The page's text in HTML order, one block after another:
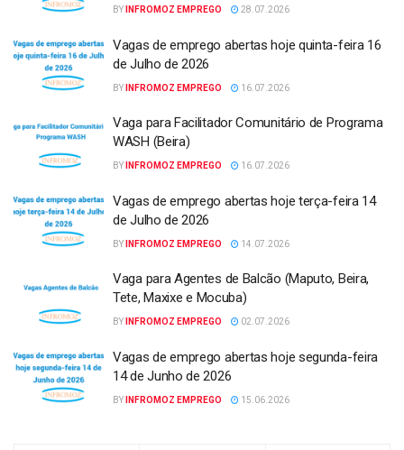
BY INFROMOZ EMPREGO 28.07.2026
Vagas de emprego abertas hoje quinta-feira 16
de Julho de 2026
BY INFROMOZ EMPREGO 16.07.2026
Vaga para Facilitador Comunitário de Programa
WASH (Beira)
BY INFROMOZ EMPREGO 16.07.2026
Vagas de emprego abertas hoje terça-feira 14
de Julho de 2026
BY INFROMOZ EMPREGO 14.07.2026
Vaga para Agentes de Balcão (Maputo, Beira,
Tete, Maxixe e Mocuba)
BY INFROMOZ EMPREGO 02.07.2026
Vagas de emprego abertas hoje segunda-feira
14 de Junho de 2026
BY INFROMOZ EMPREGO 15.06.2026